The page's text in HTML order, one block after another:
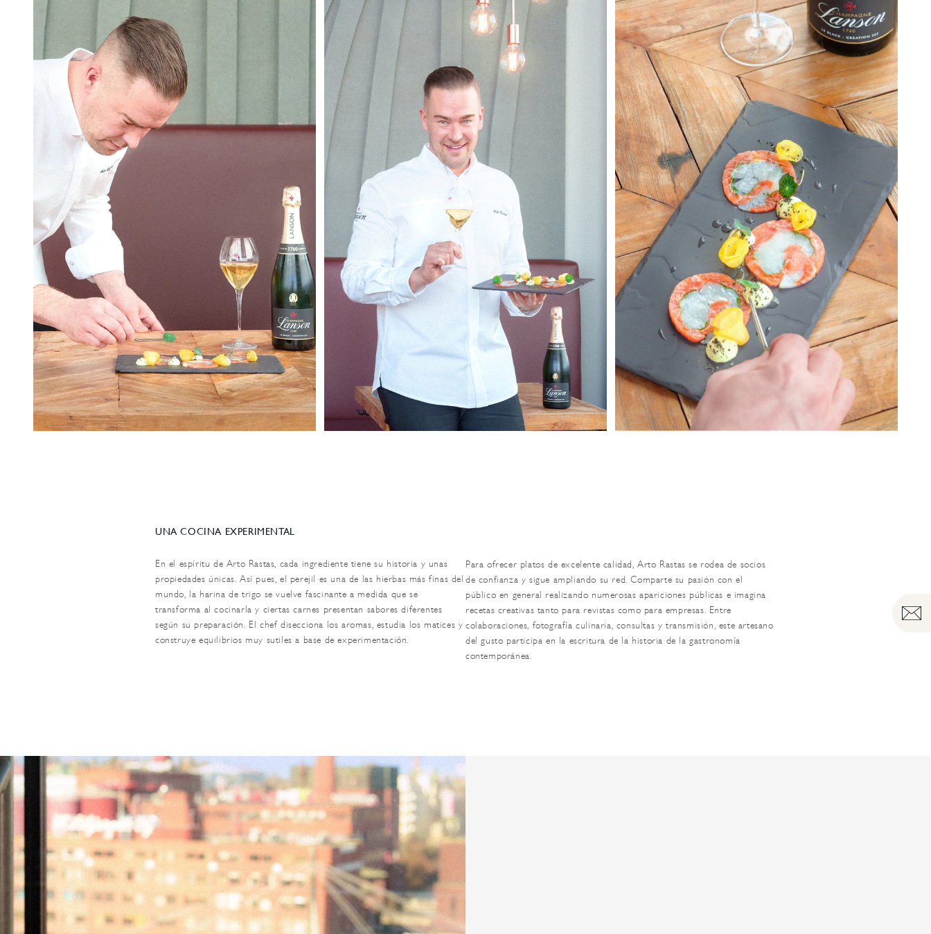
UNA COCINA EXPERIMENTAL
En el espíritu de Arto Rastas, cada ingrediente tiene su historia y unas
propiedades únicas. Así pues, el perejil es una de las hierbas más finas del
mundo, la harina de trigo se vuelve fascinante a medida que se
transforma al cocinarla y ciertas carnes presentan sabores diferentes
según su preparación. El chef disecciona los aromas, estudia los matices y
construye equilibrios muy sutiles a base de experimentación.
Para ofrecer platos de excelente calidad, Arto Rastas se rodea de socios
de confianza y sigue ampliando su red. Comparte su pasión con el
público en general realizando numerosas apariciones públicas e imagina
recetas creativas tanto para revistas como para empresas. Entre
colaboraciones, fotografía culinaria, consultas y transmisión, este artesano
del gusto participa en la escritura de la historia de la gastronomía
contemporánea.